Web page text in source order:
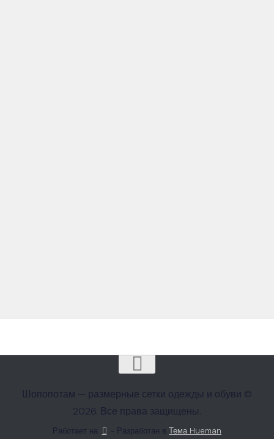
Шопопотам — размерные сетки одежды и обуви ©
2026. Все права защищены.
Работает на - Разработан вТема Hueman